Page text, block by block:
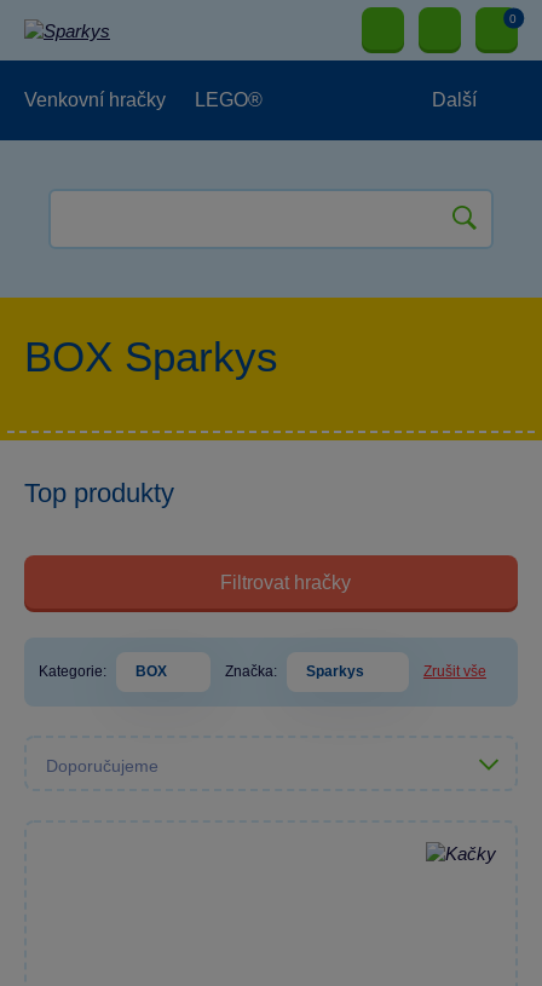
0
Venkovní hračky LEGO® Další
BOX Sparkys
Top produkty
Filtrovat hračky
Kategorie: BOX Značka: Sparkys Zrušit vše